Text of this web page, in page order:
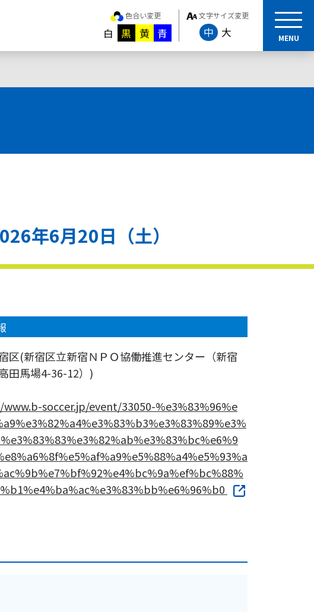
色合い変更
白 黒 黄 青
文字サイズ変更
中 大 MENU
年6月20日（土）
区(新宿区立新宿ＮＰＯ協働推進センター（新宿
田馬場4-36-12）)
soccer.jp/event/33050-%e3%83%96%e